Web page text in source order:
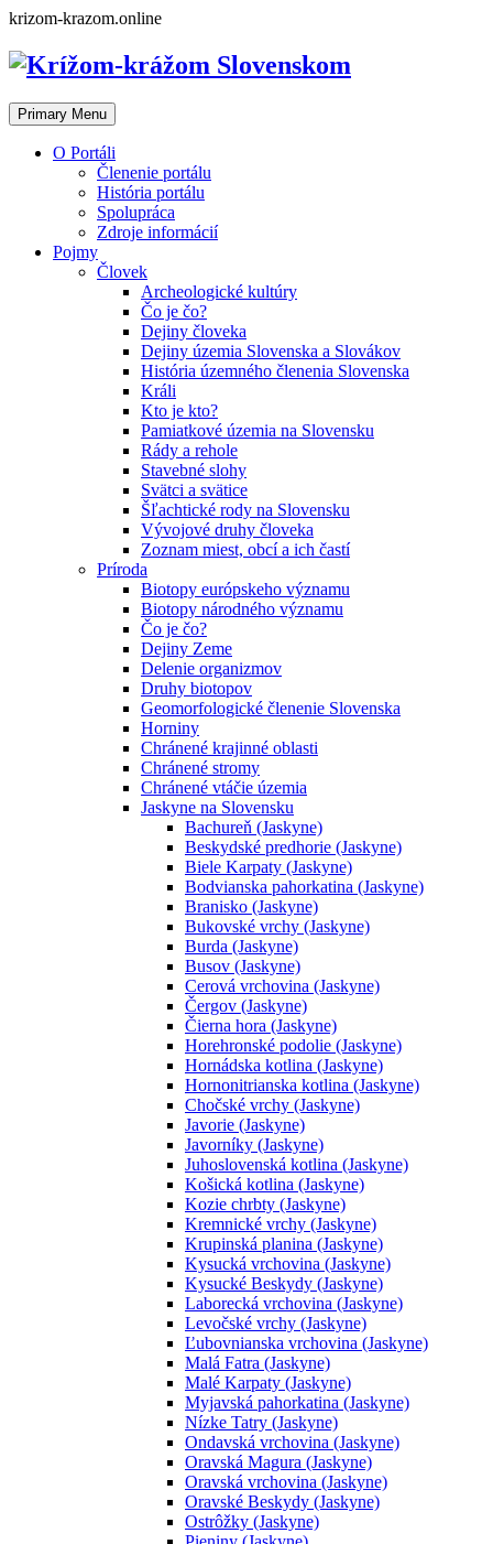
Skip
content
krizom-krazom.online
Primary Menu
O Portáli
Členenie portálu
História portálu
Spolupráca
Zdroje informácií
Pojmy
Človek
Archeologické kultúry
Čo je čo?
Dejiny človeka
Dejiny územia Slovenska a Slovákov
História územného členenia Slovenska
Králi
Kto je kto?
Pamiatkové územia na Slovensku
Rády a rehole
Stavebné slohy
Svätci a svätice
Šľachtické rody na Slovensku
Vývojové druhy človeka
Zoznam miest, obcí a ich častí
Príroda
Biotopy európskeho významu
Biotopy národného významu
Čo je čo?
Dejiny Zeme
Delenie organizmov
Druhy biotopov
Geomorfologické členenie Slovenska
Horniny
Chránené krajinné oblasti
Chránené stromy
Chránené vtáčie územia
Jaskyne na Slovensku
Bachureň (Jaskyne)
Beskydské predhorie (Jaskyne)
Biele Karpaty (Jaskyne)
Bodvianska pahorkatina (Jaskyne)
Branisko (Jaskyne)
Bukovské vrchy (Jaskyne)
Burda (Jaskyne)
Busov (Jaskyne)
Cerová vrchovina (Jaskyne)
Čergov (Jaskyne)
Čierna hora (Jaskyne)
Horehronské podolie (Jaskyne)
Hornádska kotlina (Jaskyne)
Hornonitrianska kotlina (Jaskyne)
Chočské vrchy (Jaskyne)
Javorie (Jaskyne)
Javorníky (Jaskyne)
Juhoslovenská kotlina (Jaskyne)
Košická kotlina (Jaskyne)
Kozie chrbty (Jaskyne)
Kremnické vrchy (Jaskyne)
Krupinská planina (Jaskyne)
Kysucká vrchovina (Jaskyne)
Kysucké Beskydy (Jaskyne)
Laborecká vrchovina (Jaskyne)
Levočské vrchy (Jaskyne)
Ľubovnianska vrchovina (Jaskyne)
Malá Fatra (Jaskyne)
Malé Karpaty (Jaskyne)
Myjavská pahorkatina (Jaskyne)
Nízke Tatry (Jaskyne)
Ondavská vrchovina (Jaskyne)
Oravská Magura (Jaskyne)
Oravská vrchovina (Jaskyne)
Oravské Beskydy (Jaskyne)
Ostrôžky (Jaskyne)